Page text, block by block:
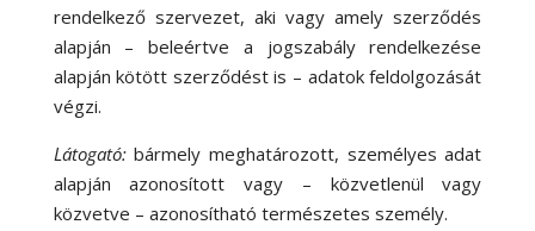
rendelkező szervezet, aki vagy amely szerződés
alapján – beleértve a jogszabály rendelkezése
alapján kötött szerződést is – adatok feldolgozását
végzi.
Látogató:bármely meghatározott, személyes adat
alapján azonosított vagy – közvetlenül vagy
közvetve – azonosítható természetes személy.